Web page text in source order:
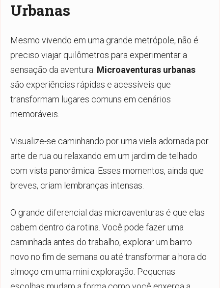
Urbanas
Mesmo vivendo em uma grande metrópole, não é
preciso viajar quilômetros para experimentar a
sensação da aventura. Microaventuras urbanas
são experiências rápidas e acessíveis que
transformam lugares comuns em cenários
memoráveis.
Visualize-se caminhando por uma viela adornada por
arte de rua ou relaxando em um jardim de telhado
com vista panorâmica. Esses momentos, ainda que
breves, criam lembranças intensas.
O grande diferencial das microaventuras é que elas
cabem dentro da rotina. Você pode fazer uma
caminhada antes do trabalho, explorar um bairro
novo no fim de semana ou até transformar a hora do
almoço em uma mini exploração. Pequenas